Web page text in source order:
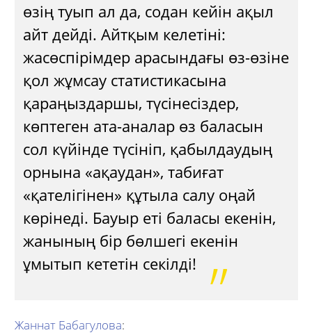
өзің туып ал да, содан кейін ақыл
айт дейді. Айтқым келетіні:
жасөспірімдер арасындағы өз-өзіне
қол жұмсау статистикасына
қараңыздаршы, түсінесіздер,
көптеген ата-аналар өз баласын
сол күйінде түсініп, қабылдаудың
орнына «ақаудан», табиғат
«қателігінен» құтыла салу оңай
көрінеді. Бауыр еті баласы екенін,
жанының бір бөлшегі екенін
ұмытып кететін секілді!
Жаннат Бабагулова: